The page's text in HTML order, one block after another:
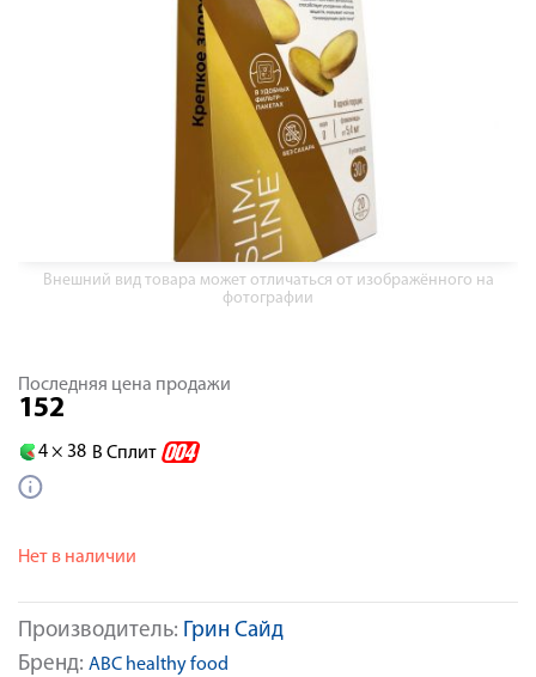
Внешний вид товара может отличаться от изображённого на
фотографии
Производитель: Грин Сайд
Бренд: ABC healthy food
Последняя цена продажи
152
4 × 38 В Сплит
Нет в наличии